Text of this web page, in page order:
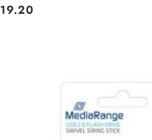
Cena:
19.20